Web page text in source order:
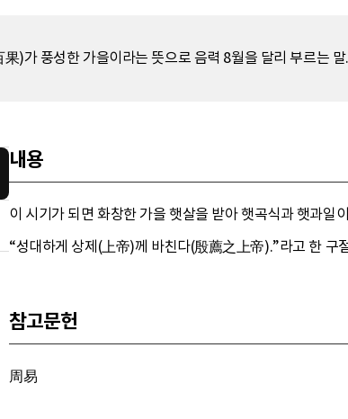
)가 풍성한 가을이라는 뜻으로 음력 8월을 달리 부르는 말.
내용
이 시기가 되면 화창한 가을 햇살을 받아 햇곡식과 햇과
“성대하게 상제(上帝)께 바친다(殷薦之上帝).”라고 한 구
참고문헌
周易